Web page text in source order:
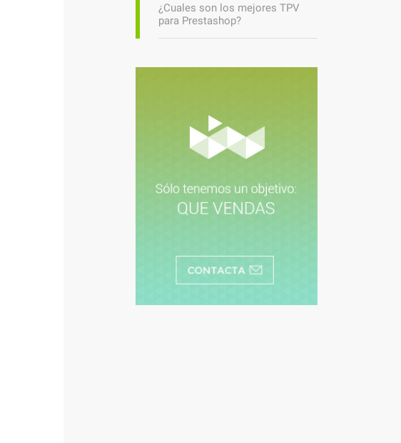
¿Cuales son los mejores TPV
para Prestashop?